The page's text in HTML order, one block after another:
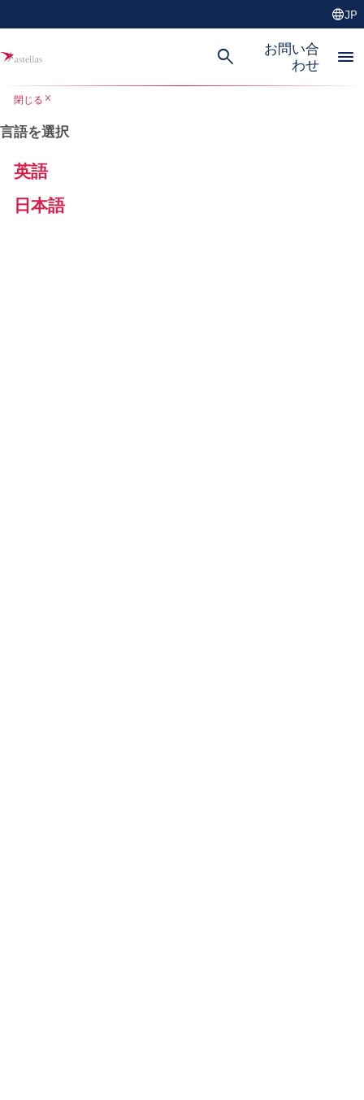
languageJP
search
お問い合
わせ
menu
閉じる close
言語を選択
英語
日本語